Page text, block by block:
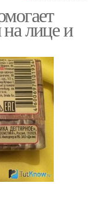
для кожи
для ухода
на цвет
лице и